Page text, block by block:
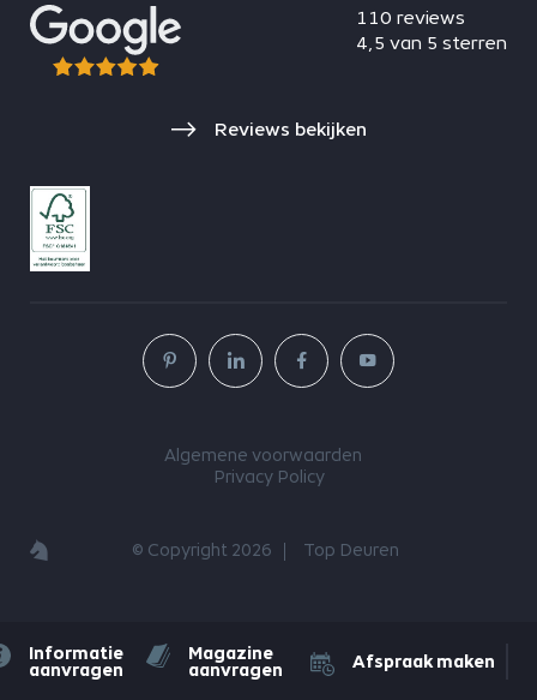
110 reviews
4,5 van 5 sterren
Reviews bekijken
© Copyright 2026 Top Deuren
Algemene voorwaarden
Privacy Policy
Informatie
aanvragen
Magazine
aanvragen
Afspraak maken